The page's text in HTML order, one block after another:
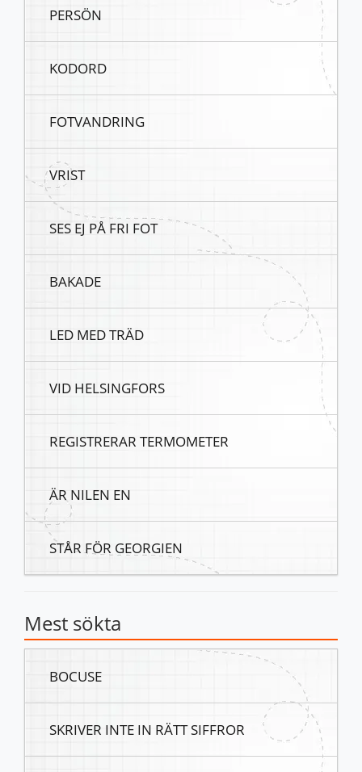
PERSÖN
KODORD
FOTVANDRING
VRIST
SES EJ PÅ FRI FOT
BAKADE
LED MED TRÄD
VID HELSINGFORS
REGISTRERAR TERMOMETER
ÄR NILEN EN
STÅR FÖR GEORGIEN
Mest sökta
BOCUSE
SKRIVER INTE IN RÄTT SIFFROR